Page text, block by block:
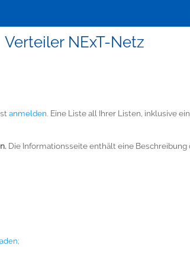
Verteiler NExT-Netz
anmelden. Eine Liste all Ihrer Listen, inklusive
Die Informationsseite enthält eine